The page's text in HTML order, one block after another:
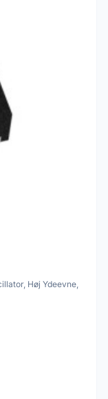
Høj Ydeevne,